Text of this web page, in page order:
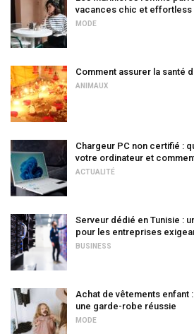
vacances chic et effortless
MODE
Comment assurer la santé
ANIMAUX
Chargeur PC non certifié :
votre ordinateur et
ACTUALITÉ
Serveur dédié en Tunisie :
pour les entreprises
BUSINESS
Achat de vêtements enfant
une garde-robe réussie
MODE